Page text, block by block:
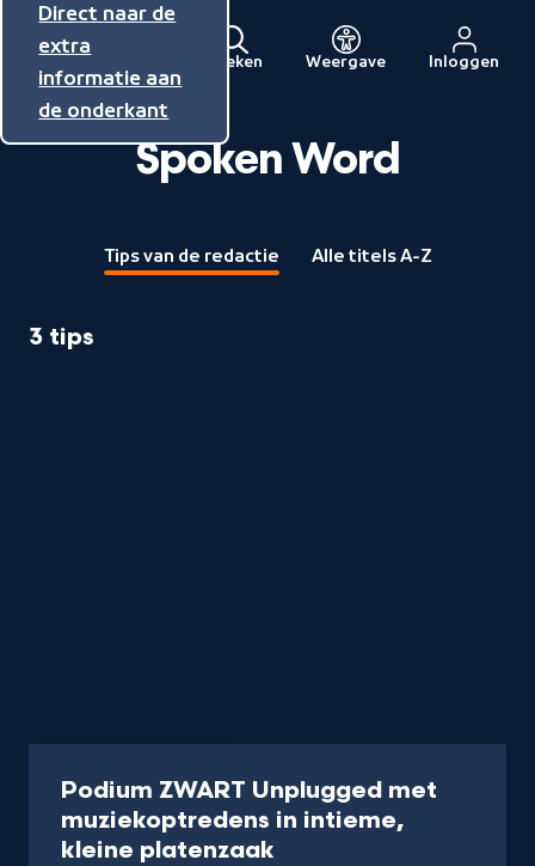
Direct naar de
inhoud
Direct naar de
hoofdnavigatie
Direct naar de
extra
informatie aan
de onderkant
Menu
Naar
de
beginpagina
Zoeken Weergave Inloggen
Spoken Word
Tips van de redactie Alle titels A-Z
3 tips
Podium ZWART Unplugged met
muziekoptredens in intieme,
kleine platenzaak